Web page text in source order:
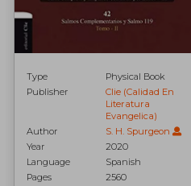
Type
Physical Book
Publisher
Clie (Calidad En
Literatura
Evangelica)
Author
S. H. Spurgeon
Year
2020
Language
Spanish
Pages
2560